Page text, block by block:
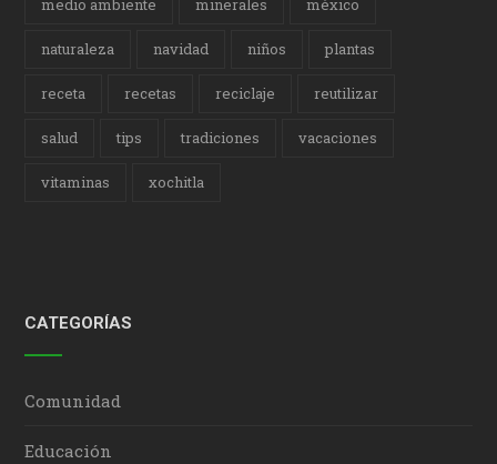
medio ambiente minerales méxico
naturaleza navidad niños plantas
receta recetas reciclaje reutilizar
salud tips tradiciones vacaciones
vitaminas xochitla
CATEGORÍAS
Comunidad
Educación